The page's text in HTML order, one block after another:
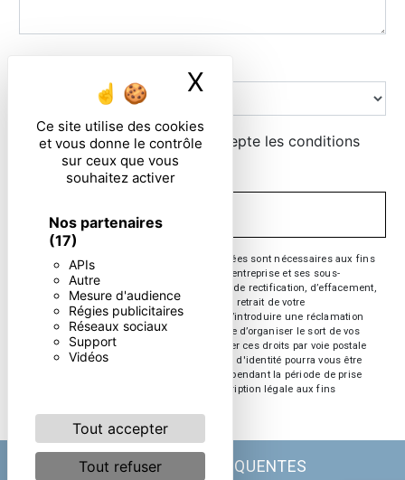
Ce site utilise des cookies
et vous donne le contrôle
sur ceux que vous
souhaitez activer
Nos partenaires
(17)
APIs
Autre
Mesure d'audience
Régies publicitaires
Réseaux sociaux
Support
Vidéos
Tout accepter
Tout refuser
X Masquer le
En cochant cette case, j'accepte les conditions
particulières ci-dessous **
** Les données personnelles communiquées sont nécessaires aux fins
de vous contacter. Elles sont destinées à l'entreprise et ses sous-
traitants. Vous disposez de droits d’accès, de rectification, d’effacement,
de portabilité, de limitation, d’opposition, de retrait de votre
consentement à tout moment et du droit d’introduire une réclamation
auprès d’une autorité de contrôle, ainsi que d’organiser le sort de vos
données post-mortem. Vous pouvez exercer ces droits par voie postale
ou par courrier électronique. Un justificatif d'identité pourra vous être
demandé. Nous conservons vos données pendant la période de prise
de contact puis pendant la durée de prescription légale aux fins
RECHERCHES FRÉQUENTES